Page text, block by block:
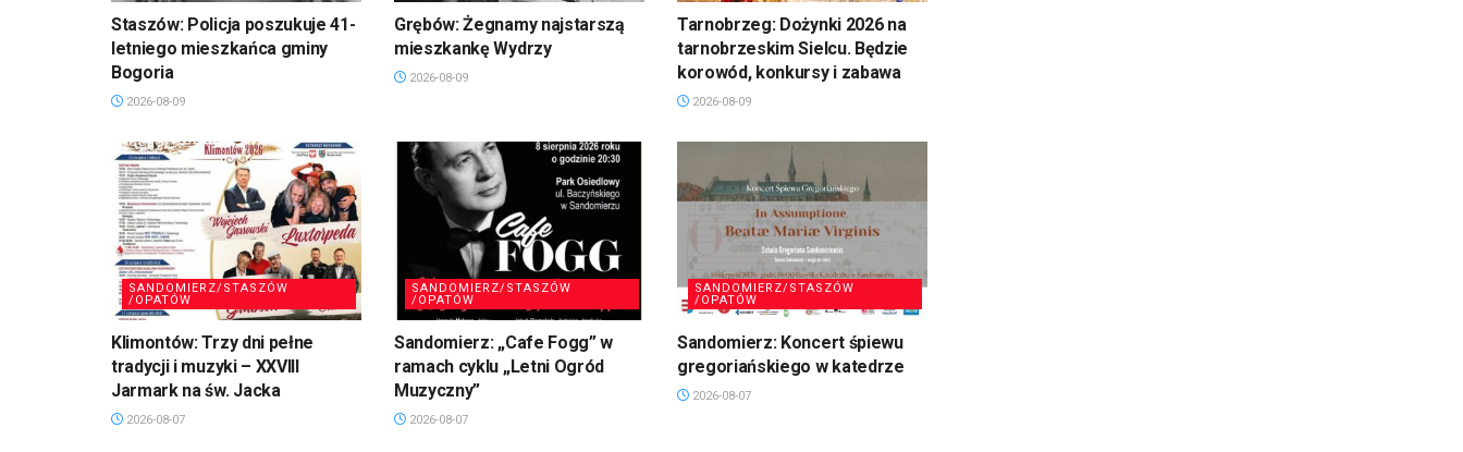
Staszów: Policja poszukuje 41-
letniego mieszkańca gminy
Bogoria
2026-08-09
Grębów: Żegnamy najstarszą
mieszkankę Wydrzy
2026-08-09
Tarnobrzeg: Dożynki 2026 na
tarnobrzeskim Sielcu. Będzie
korowód, konkursy i zabawa
2026-08-09
SANDOMIERZ/STASZÓW
/OPATÓW
Klimontów: Trzy dni pełne
tradycji i muzyki – XXVIII
Jarmark na św. Jacka
2026-08-07
SANDOMIERZ/STASZÓW
/OPATÓW
Sandomierz: „Cafe Fogg” w
ramach cyklu „Letni Ogród
Muzyczny”
2026-08-07
SANDOMIERZ/STASZÓW
/OPATÓW
Sandomierz: Koncert śpiewu
gregoriańskiego w katedrze
2026-08-07